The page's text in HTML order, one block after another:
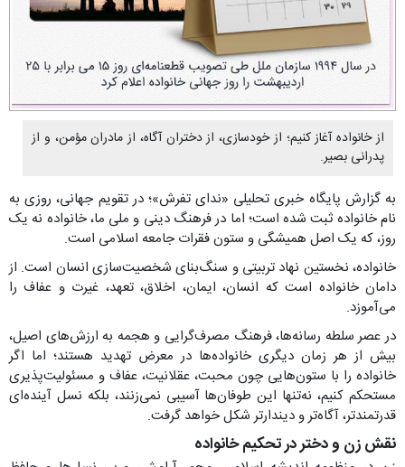
از خانواده آغاز کنیم؛ از خودسازی، از دختران آگاه، از مادران مؤمن، و از
پدرانی بصیر.
به گزارش پایگاه خبری تحلیلی «ندای تفرش»؛ در تقویم جهانی، روزی به
نام خانواده ثبت شده است؛ اما در فرهنگ دینی و ملی ما، خانواده نه یک
روز، که یک اصل همیشگی و ستون فقرات جامعه اسلامی است.
خانواده، نخستین نهاد تربیتی و سنگ‌بنای شخصیت‌سازی انسان است. از
دامان خانواده است که انسان، ایمان، اخلاق، تعهد، غیرت و عفاف را
می‌آموزد.
در عصر سلطه رسانه‌ها، فرهنگ مصرف‌گرایی و هجمه به ارزش‌های اصیل،
بیش از هر زمان دیگری خانواده‌ها در معرض تهدید هستند؛ اما اگر
خانواده را با ستون‌هایی چون محبت، عقلانیت، عفاف و مسئولیت‌پذیری
مستحکم کنیم، نه‌تنها این طوفان‌ها آسیبی نمی‌زنند، بلکه نسل آینده‌ای
قدرتمندتر، آگاه‌تر و دیندارتر شکل خواهد گرفت.
نقش زن و دختر در تحکیم خانواده